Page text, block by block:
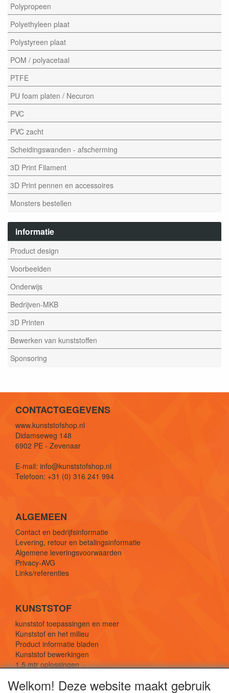
Polypropeen
Polyethyleen plaat
Polystyreen plaat
POM / polyacetaal
PTFE
PU foam platen / Necuron
PVC
PVC zacht
Scheidingswanden - afscherming
3D Print Filament
3D Print pennen en accessoires
Monsters bestellen
informatie
Product design
Voorbeelden
Onderwijs
Bedrijven-MKB
3D Printen
Bewerken van kunststoffen
Sponsoring
CONTACTGEGEVENS
www.kunststofshop.nl
Didamseweg 148
6902 PE - Zevenaar
E-mail: info@kunststofshop.nl
Telefoon: +31 (0) 316 241 994
ALGEMEEN
Contact en bedrijfsinformatie
Levering, retour en betalingsinformatie
Algemene leveringsvoorwaarden
Privacy-AVG
Links/referenties
KUNSTSTOF
kunststof toepassingen en meer
Kunststof en het milieu
Product informatie bladen
Kunststof bewerkingen
1,5 mtr oplossingen
Welkom! Deze website maakt gebruik